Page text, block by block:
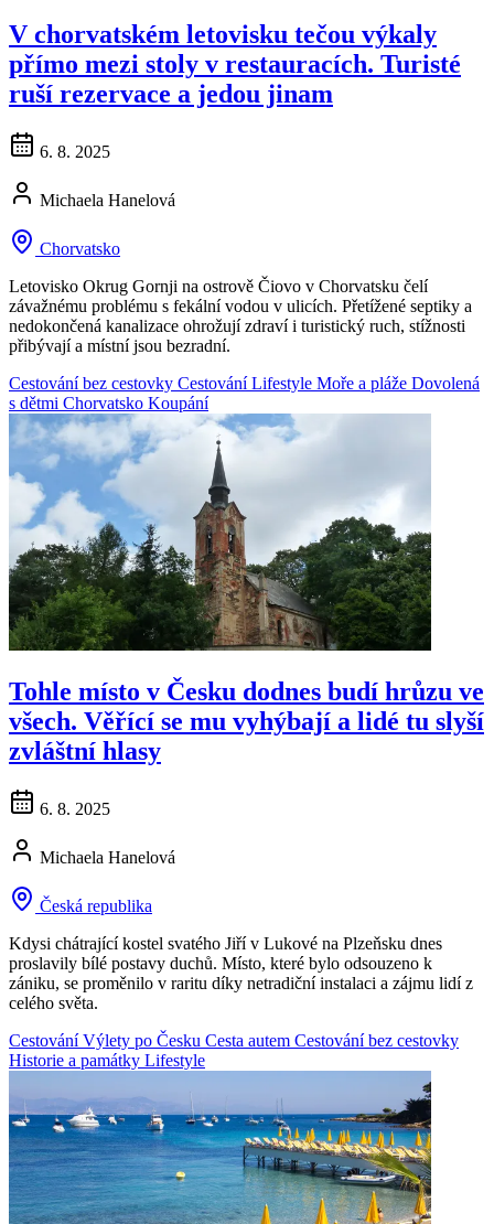
V chorvatském letovisku tečou výkaly
přímo mezi stoly v restauracích. Turisté
ruší rezervace a jedou jinam
6. 8. 2025
Michaela Hanelová
Chorvatsko
Letovisko Okrug Gornji na ostrově Čiovo v Chorvatsku čelí
závažnému problému s fekální vodou v ulicích. Přetížené septiky a
nedokončená kanalizace ohrožují zdraví i turistický ruch, stížnosti
přibývají a místní jsou bezradní.
Cestování bez cestovky CestováníLifestyle Moře a pláže Dovolená
s dětmi Chorvatsko Koupání
Tohle místo v Česku dodnes budí hrůzu ve
všech. Věřící se mu vyhýbají a lidé tu slyší
zvláštní hlasy
6. 8. 2025
Michaela Hanelová
Česká republika
Kdysi chátrající kostel svatého Jiří v Lukové na Plzeňsku dnes
proslavily bílé postavy duchů. Místo, které bylo odsouzeno k
zániku, se proměnilo v raritu díky netradiční instalaci a zájmu lidí z
celého světa.
CestováníVýlety po Česku Cesta autem Cestování bez cestovky
Historie a památky Lifestyle